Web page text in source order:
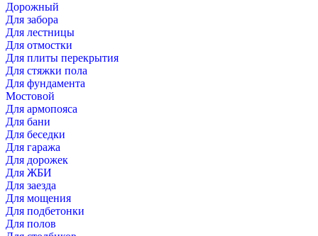
Дорожный
Для забора
Для лестницы
Для отмостки
Для плиты перекрытия
Для стяжки пола
Для фундамента
Мостовой
Для армопояса
Для бани
Для беседки
Для гаража
Для дорожек
Для ЖБИ
Для заезда
Для мощения
Для подбетонки
Для полов